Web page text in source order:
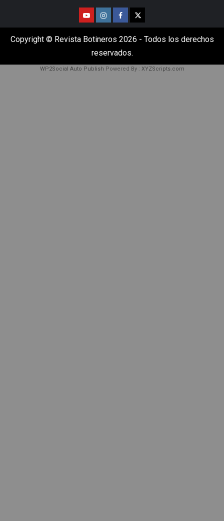
Copyright © Revista Botineros 2026 - Todos los derechos
reservados.
WP2Social Auto Publish Powered By : XYZScripts.com